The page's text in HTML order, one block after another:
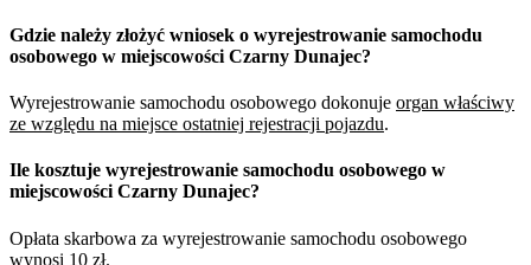
Gdzie należy złożyć wniosek o wyrejestrowanie samochodu
osobowego w miejscowości Czarny Dunajec?
Wyrejestrowanie samochodu osobowego dokonuje organ właściwy
ze względu na miejsce ostatniej rejestracji pojazdu.
Ile kosztuje wyrejestrowanie samochodu osobowego w
miejscowości Czarny Dunajec?
Opłata skarbowa za wyrejestrowanie samochodu osobowego
wynosi 10 zł.